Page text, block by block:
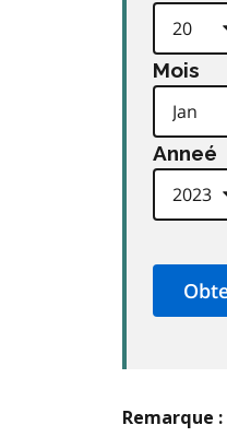
Mois
Anneé
Remarque :